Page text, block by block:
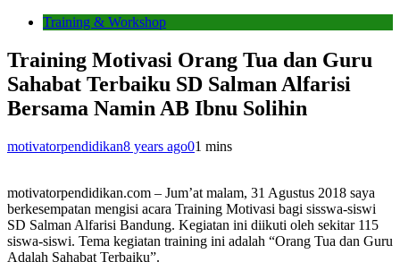
Training & Workshop
Training Motivasi Orang Tua dan Guru
Sahabat Terbaiku SD Salman Alfarisi
Bersama Namin AB Ibnu Solihin
motivatorpendidikan8 years ago01 mins
motivatorpendidikan.com – Jum’at malam, 31 Agustus 2018 saya
berkesempatan mengisi acara Training Motivasi bagi sisswa-siswi
SD Salman Alfarisi Bandung. Kegiatan ini diikuti oleh sekitar 115
siswa-siswi. Tema kegiatan training ini adalah “Orang Tua dan Guru
Adalah Sahabat Terbaiku”.